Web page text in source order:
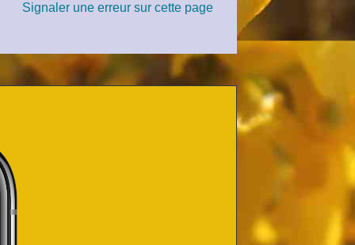
Signaler une erreur sur cette page